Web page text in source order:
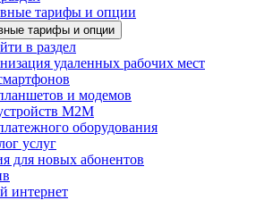
тарифы и опции
тарифы и опции
в раздел
удаленных рабочих мест
и модемов
M2M
оборудования
услуг
для новых абонентов
интернет